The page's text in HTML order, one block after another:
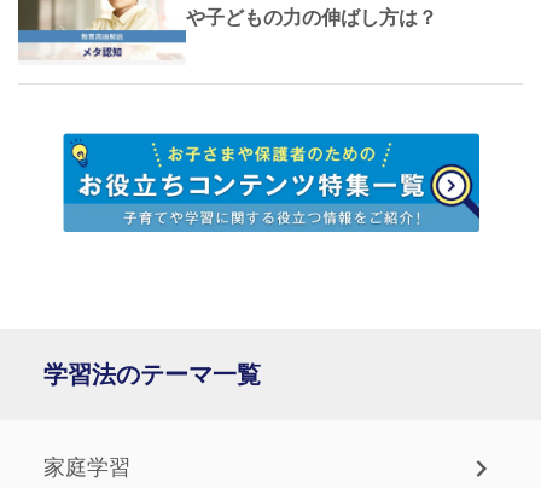
や子どもの力の伸ばし方は？
学習法のテーマ一覧
家庭学習